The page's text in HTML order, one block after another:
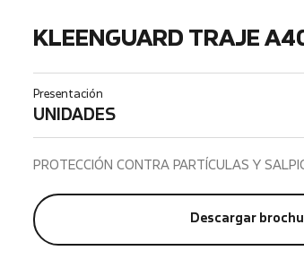
KLEENGUARD TRAJE
Presentación
UNIDADES
PROTECCIÓN CONTRA PARTÍCULAS Y
Descargar